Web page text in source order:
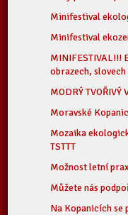
Minifestival
Minifestival
MINIFESTIVAL!!!
obrazech,
MODRÝ TVOŘIVÝ
Moravské
Mozaika
TSTTT
Možnost letní
Můžete nás
Na Kopanicích se